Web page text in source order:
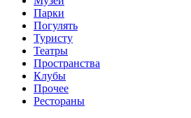
Парки
Погулять
Туристу
Театры
Пространства
Клубы
Прочее
Рестораны